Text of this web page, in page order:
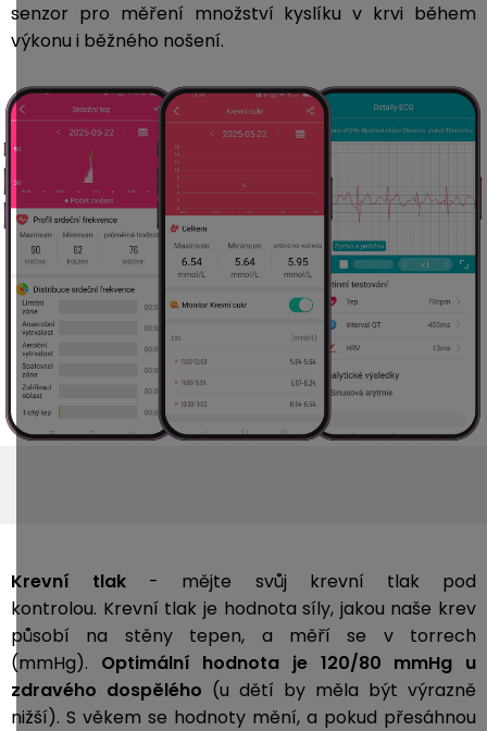
senzor pro měření množství kyslíku v krvi během
výkonu i běžného nošení.
Krevní tlak - mějte svůj krevní tlak pod
kontrolou. Krevní tlak je hodnota síly, jakou naše krev
působí na stěny tepen, a měří se v torrech
(mmHg). Optimální hodnota je 120/80 mmHg u
zdravého dospělého (u dětí by měla být výrazně
nižší). S věkem se hodnoty mění, a pokud přesáhnou